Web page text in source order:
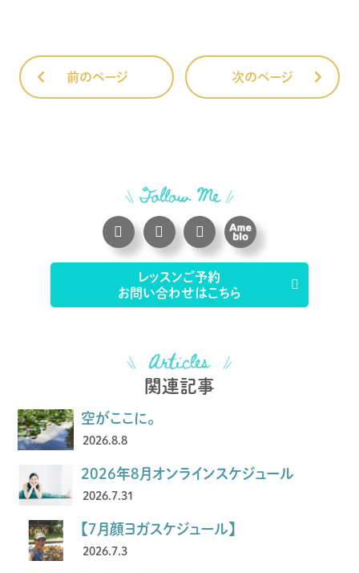
前のページ 次のページ
レッスンご予約
お問い合わせはこちら
関連記事
空がここに。
2026.8.8
2026年8月オンラインスケジュール
2026.7.31
【7月顔ヨガスケジュール】
2026.7.3